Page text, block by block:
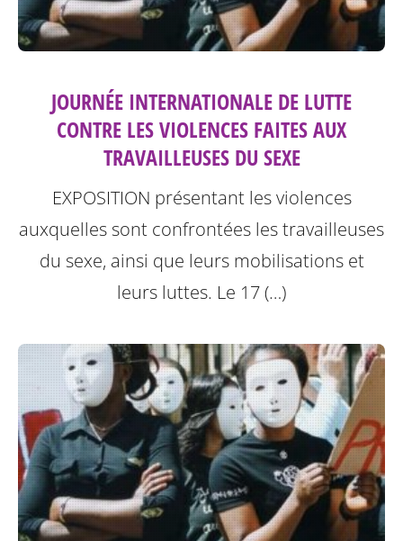
JOURNÉE INTERNATIONALE DE LUTTE
CONTRE LES VIOLENCES FAITES AUX
TRAVAILLEUSES DU SEXE
EXPOSITION présentant les violences
auxquelles sont confrontées les travailleuses
du sexe, ainsi que leurs mobilisations et
leurs luttes. Le 17 (…)